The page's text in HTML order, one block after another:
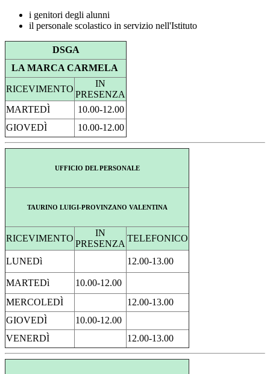
i genitori degli alunni
il personale scolastico in servizio nell'Istituto
DSGA
LA MARCA CARMELA
RICEVIMENTO
IN
PRESENZA
MARTEDÌ
10.00-12.00
GIOVEDÌ
10.00-12.00
UFFICIO DEL PERSONALE
TAURINO LUIGI-PROVINZANO VALENTINA
RICEVIMENTO
IN
PRESENZA
TELEFONICO
LUNEDì 12.00-13.00
MARTEDì
10.00-12.00
MERCOLEDÌ
12.00-13.00
GIOVEDÌ
10.00-12.00
VENERDÌ
12.00-13.00